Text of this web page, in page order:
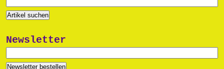
Newsletter